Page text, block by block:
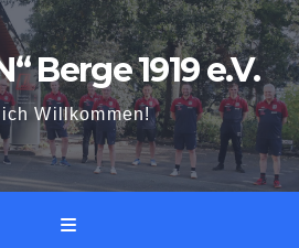
Berge 1919 e.V.
Willkommen!